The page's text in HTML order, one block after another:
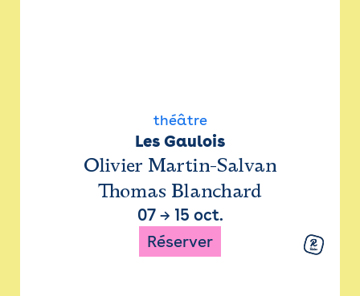
théâtre
Les Gaulois
Olivier Martin-Salvan
Thomas Blanchard
07→ 15 oct.
Réserver